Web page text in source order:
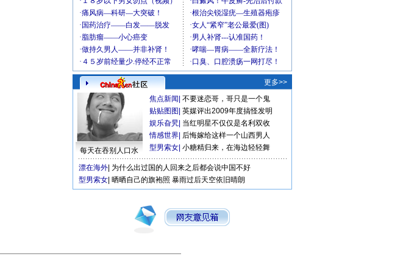
更多>>
每天在吞别人口水
焦点新闻 不要迷恋哥，哥只是一个鬼
贴贴图图 英媒评出2009年度搞怪发明
娱乐旮旯 当红明星不仅仅是名利双收
情感世界 后悔嫁给这样一个山西男人
型男索女 小糖精归来，在海边轻轻舞
漂在海外 为什么出过国的人回来之后都会说中国不好
型男索女 晒晒自己的旗袍照 暴雨过后天空依旧晴朗